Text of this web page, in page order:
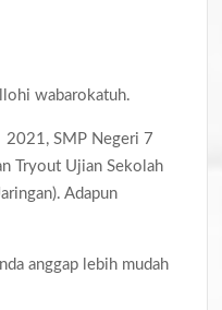
wabarokatuh.
SMP Negeri 7
Tryout Ujian Sekolah
Adapun
anggap lebih mudah